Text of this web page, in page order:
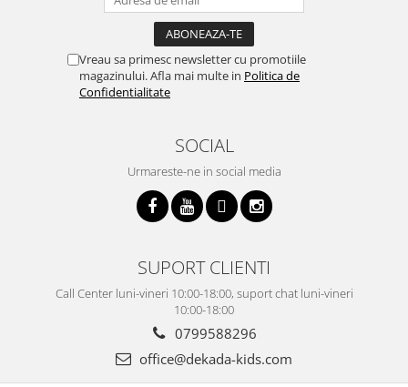
Vreau sa primesc newsletter cu promotiile
magazinului. Afla mai multe in Politica de
Confidentialitate
SOCIAL
Urmareste-ne in social media
SUPORT CLIENTI
Call Center luni-vineri 10:00-18:00, suport chat luni-vineri
10:00-18:00
0799588296
office@dekada-kids.com